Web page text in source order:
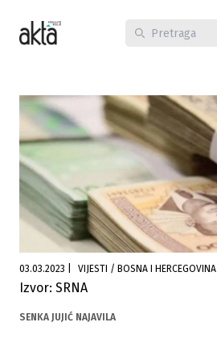
03.03.2023 VIJESTI / BOSNA I HERCEGOVINA
Izvor: SRNA
SENKA JUJIĆ NAJAVILA